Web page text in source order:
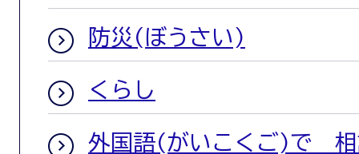
防災(ぼうさい)
くらし
外国語(がいこくご)で